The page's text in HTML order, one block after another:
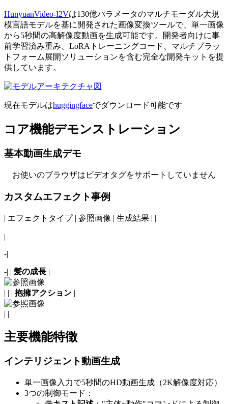
HunyuanVideo-I2Vは130億パラメータのマルチモーダル大規
模言語モデルを基に開発された画像変換ツールで、単一画像
から5秒間の高解像度動画を生成可能です。開発者向けに事
前学習済み重み、LoRAトレーニングコード、マルチプラッ
トフォーム展開ソリューションを含む完全な開発キットを提
供しています。
現在モデルはhuggingfaceでダウンロード可能です
コア機能デモンストレーション
基本動画生成デモ
お使いのブラウザはビデオタグをサポートしていません
カスタムエフェクト事例
| エフェクトタイプ | 参照画像 | 生成結果 | |
|
-|
-| | 髪の成長 |
| | | 抱擁アクション |
| |
主要機能特徴
インテリジェント動画生成
単一画像入力で5秒間のHD動画生成（2K解像度対応）
3つの制御モード：